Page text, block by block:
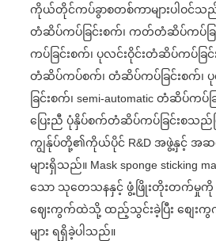
ကိုယ်တိုင်ကပ်ခွာစတစ်ကာများပါဝင်
တံဆိပ်ကပ်ခြင်းစက်၊ ကတ်တံဆိပ်ကပ်ခြ
ကပ်ခြင်းစက်၊ ပုလင်းဝိုင်းတံဆိပ်ကပ်ခြ
တံဆိပ်ကပ်စက်၊ တံဆိပ်ကပ်ခြင်းစက်၊
ခြင်းစက်၊ semi-automatic တံဆိပ်ကပ်
ပြေးညီ ပုံနှိပ်စက်တံဆိပ်ကပ်ခြင်းစသည်
ကျွန်ုပ်တို့၏ကိုယ်ပိုင် R&D အဖွဲ့နှင့် အဆ
များရှိသည်။ Mask sponge sticking
သော သုတေသနနှင့် ဖွံ့ဖြိုးတိုးတက်မှုကို
ဈေးကွက်ထဲသို့ ထည့်သွင်းခဲ့ပြီး စျေးကွ
များ ရရှိခဲ့ပါသည်။